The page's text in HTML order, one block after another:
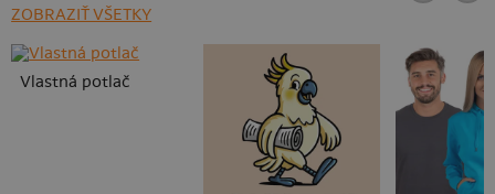
ZOBRAZIŤ VŠETKY
Vlastná potlač